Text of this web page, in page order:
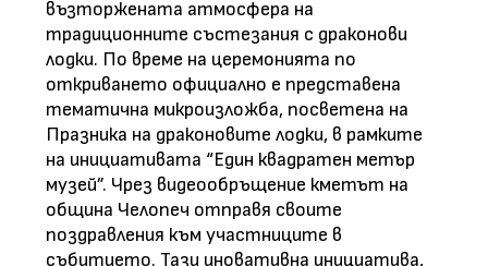
възторжената атмосфера на
традиционните състезания с драконови
лодки. По време на церемонията по
откриването официално е представена
тематична микроизложба, посветена на
Празника на драконовите лодки, в рамките
на инициативата “Един квадратен метър
музей”. Чрез видеообръщение кметът на
община Челопеч отправя своите
поздравления към участниците в
събитието. Тази иновативна инициатива,